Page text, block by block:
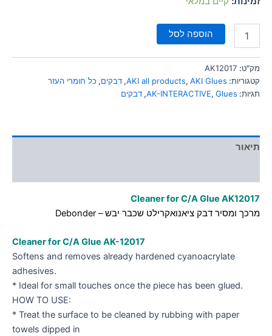
font_download
כל
הוספה לסל
מק"ט: AK12017
קטגוריות:
AKI all products, AKI Glues
, דבקים, כל חומרי העזר
תגיות:
AK-INTERACTIVE, Glues
, דבקים
תיאור
Cleaner for C/A Glue AK12017
מרכך ומסיר דבק ציאנואקרילט שכבר יבש – Debonder
Cleaner for C/A Glue AK-12017
Softens and removes already hardened cyanoacrylate
adhesives.
* Ideal for small touches once the piece has been glued.
HOW TO USE:
* Treat the surface to be cleaned by rubbing with paper
towels dipped in